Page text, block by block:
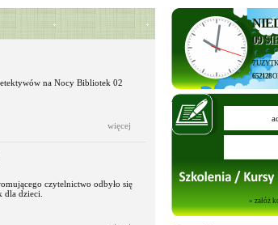
na Nocy Bibliotek 02
więcej
czytelnictwo odbyło się
dla dzieci.
09
7
652128
» załóż